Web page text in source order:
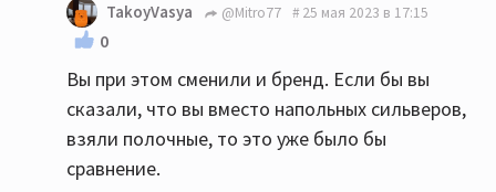
TakoyVasya @Mitro77 25 мая 2023 в 17:15
0
Вы при этом сменили и бренд. Если бы вы
сказали, что вы вместо напольных сильверов,
взяли полочные, то это уже было бы
сравнение.